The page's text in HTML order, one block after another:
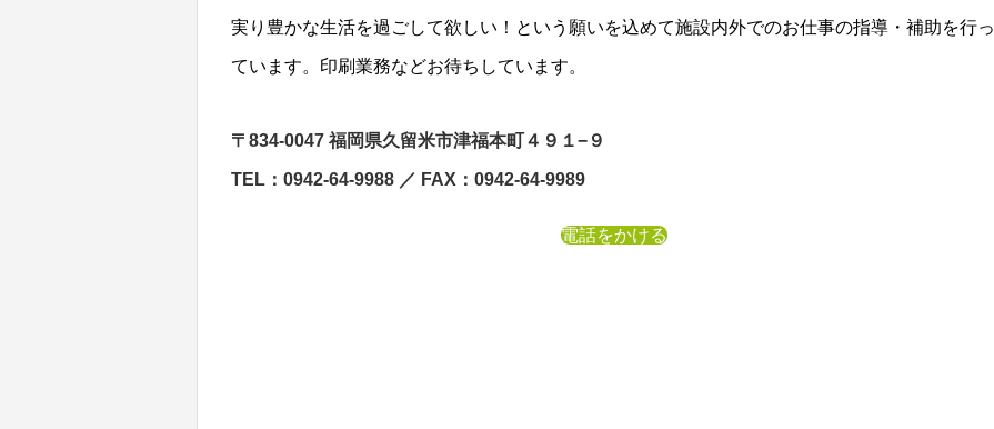
実り豊かな生活を過ごして欲しい！という願いを込めて施設内外でのお仕事の指導・補助を行っ
ています。印刷業務などお待ちしています。
〒834-0047 福岡県久留米市津福本町４９１−９
TEL：0942-64-9988 ／ FAX：0942-64-9989
電話をかける